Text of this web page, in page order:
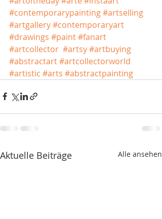
#contemporarypainting#artselling
#artgallery#contemporaryart
#drawings #paint#fanart
#artcollector #artsy#artbuying
#abstractart#artcollectorworld
#artistic #arts #abstractpainting
Aktuelle Beiträge Alle ansehen